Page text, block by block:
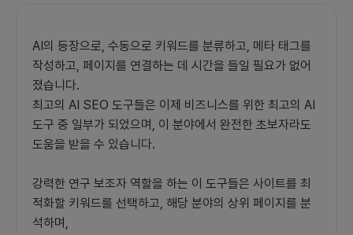
AI의 등장으로, 수동으로 키워드를 분류하고, 메타 태그를
작성하고, 페이지를 연결하는 데 시간을 들일 필요가 없어
졌습니다.
최고의 AI SEO 도구들은 이제 비즈니스를 위한 최고의 AI
도구 중 일부가 되었으며, 이 분야에서 완전한 초보자라도
도움을 받을 수 있습니다.
강력한 연구 보조자 역할을 하는 이 도구들은 사이트를 최
적화할 키워드를 선택하고, 해당 분야의 상위 페이지를 분
석하며,